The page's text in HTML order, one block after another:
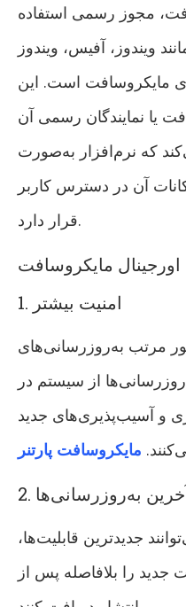
مجوز رسمی استفاده
ویندوز، آفیس، ویندوز
مایکروسافت است. این
یا نمایندگان رسمی آن
که نرم‌افزار به‌صورت
آن در دسترس کاربر
قرار دارد.
اورجینال مایکروسافت
1. امنیت بیشتر
مرتب به‌روزرسانی‌های
از سیستم در
و آسیب‌پذیری‌های جدید
مایکروسافت پارتنر
به‌روزرسانی‌ها
جدیدترین قابلیت‌ها،
جدید را بلافاصله پس از